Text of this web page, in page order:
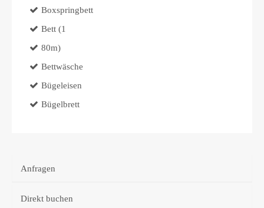
Boxspringbett
Bett (1
80m)
Bettwäsche
Bügeleisen
Bügelbrett
Anfragen
Direkt buchen